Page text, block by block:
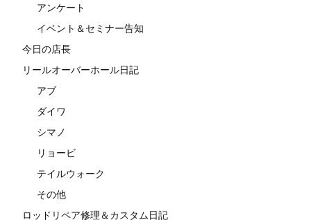
アンケート
イベント＆セミナー告知
今日の店長
リールオーバーホール日記
アブ
ダイワ
シマノ
リョービ
テイルウォーク
その他
ロッドリペア修理＆カスタム日記